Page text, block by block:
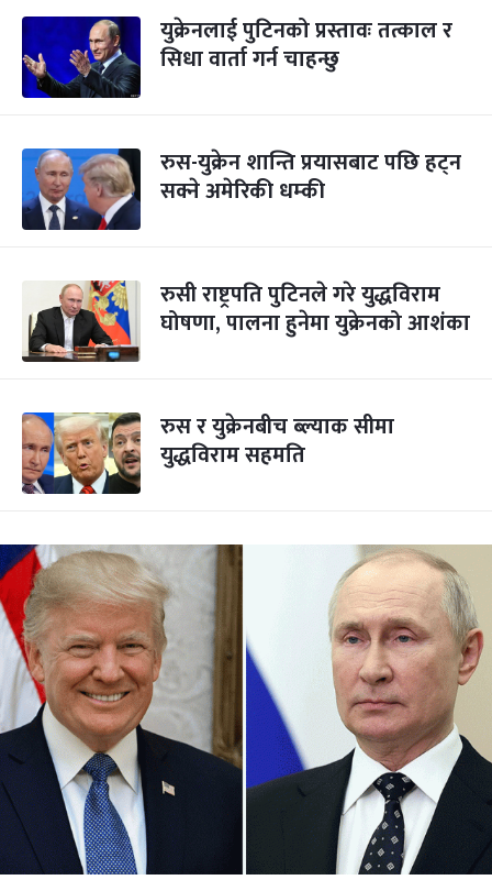
युक्रेनलाई पुटिनको प्रस्तावः तत्काल र
सिधा वार्ता गर्न चाहन्छु
रुस-युक्रेन शान्ति प्रयासबाट पछि हट्न
सक्ने अमेरिकी धम्की
रुसी राष्ट्रपति पुटिनले गरे युद्धविराम
घोषणा, पालना हुनेमा युक्रेनको आशंका
रुस र युक्रेनबीच ब्ल्याक सीमा
युद्धविराम सहमति